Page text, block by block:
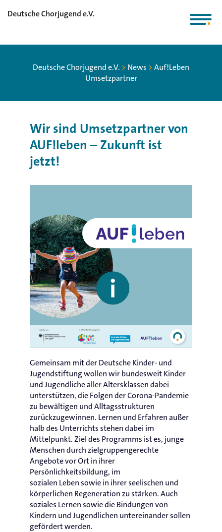
Deutsche Chorjugend e.V.
Deutsche Chorjugend e.V. > News >Auf!Leben
Umsetzpartner
Wir sind Umsetzpartner von
AUF!leben – Zukunft ist
jetzt!
Gemeinsam mit der Deutsche Kinder- und
Jugendstiftung wollen wir bundesweit Kinder
und Jugendliche aller Altersklassen dabei
unterstützen, die Folgen der Corona-Pandemie
zu bewältigen und Alltagsstrukturen
zurückzugewinnen. Lernen und Erfahren außer
halb des Unterrichts stehen dabei im
Mittelpunkt. Ziel des Programms ist es, junge
Menschen durch zielgruppengerechte
Angebote vor Ort in ihrer
Persönlichkeitsbildung, im
sozialen Leben sowie in ihrer seelischen und
körperlichen Regeneration zu stärken. Auch
soziales Lernen sowie die Bindungen von
Kindern und Jugendlichen untereinander sollen
gefördert werden.